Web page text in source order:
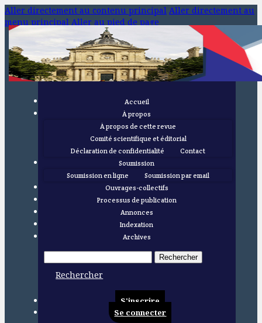
Aller directement au contenu principal Aller directement au
menu principal Aller au pied de page
Accueil
À propos
À propos de cette revue
Comité scientifique et éditorial
Déclaration de confidentialité
Contact
Soumission
Soumission en ligne
Soumission par email
Ouvrages-collectifs
Processus de publication
Annonces
Indexation
Archives
Rechercher
Rechercher
S'inscrire
Se connecter